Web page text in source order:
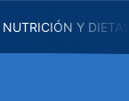
NUTRICIÓN Y